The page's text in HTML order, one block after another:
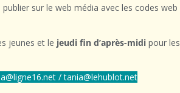
sur le web média avec les codes web
jeunes et le jeudi fin d’après-midi pour les
/ tania@lehublot.net